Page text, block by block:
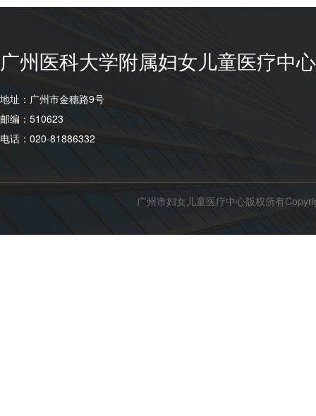
广州医科大学附属妇女儿童医疗中
地址：广州市金穗路9号
邮编：510623
电话：020-81886332
广州市妇女儿童医疗中心版权所有